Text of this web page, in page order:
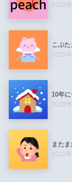
2023
こぶた
2023
10年
2023
またま
2022